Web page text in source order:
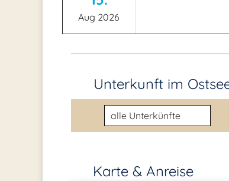
Aug 2026
Unterkunft im
Unterkunftsart
Karte & Anreise